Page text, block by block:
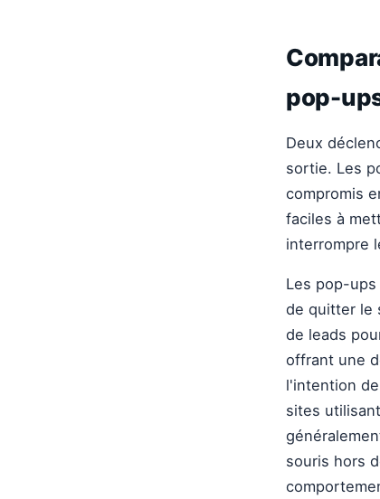
pop-
Deux
sortie. Les
compromis
faciles à
interrompre
Les pop-
de quitter le
de leads
offrant une
l'intention
sites
souris hors